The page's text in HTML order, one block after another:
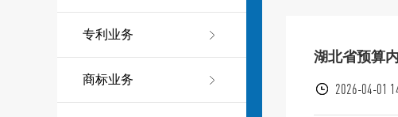
专利业务
商标业务
湖北省预算
2026-04-01